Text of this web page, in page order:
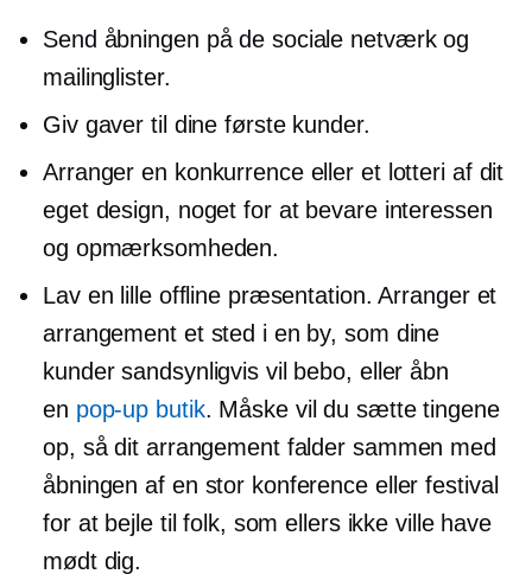
Send åbningen på de sociale netværk og
mailinglister.
Giv gaver til dine første kunder.
Arranger en konkurrence eller et lotteri af dit
eget design, noget for at bevare interessen
og opmærksomheden.
Lav en lille offline præsentation. Arranger et
arrangement et sted i en by, som dine
kunder sandsynligvis vil bebo, eller åbn
en pop-up butik. Måske vil du sætte tingene
op, så dit arrangement falder sammen med
åbningen af ​​en stor konference eller festival
for at bejle til folk, som ellers ikke ville have
mødt dig.